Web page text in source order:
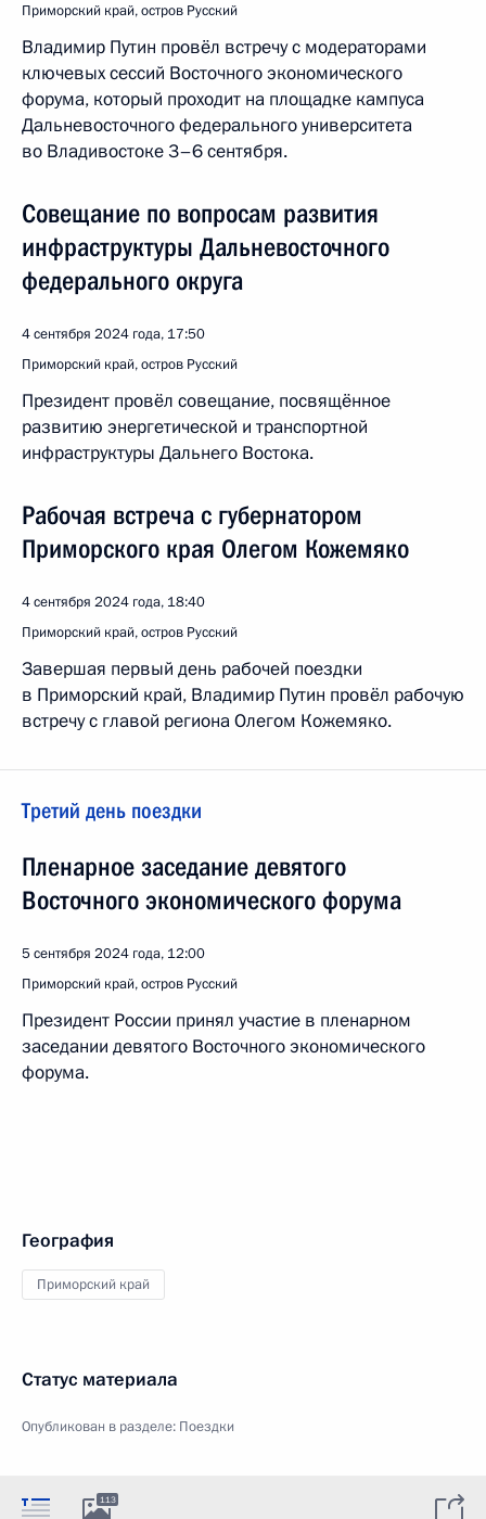
Приморский край, остров Русский
Владимир Путин провёл встречу с модераторами
ключевых сессий Восточного экономического
форума, который проходит на площадке кампуса
Дальневосточного федерального университета
во Владивостоке 3–6 сентября.
Совещание по вопросам развития
инфраструктуры Дальневосточного
федерального округа
4 сентября 2024 года, 17:50
Приморский край, остров Русский
Президент провёл совещание, посвящённое
развитию энергетической и транспортной
инфраструктуры Дальнего Востока.
Рабочая встреча с губернатором
Приморского края Олегом Кожемяко
4 сентября 2024 года, 18:40
Приморский край, остров Русский
Завершая первый день рабочей поездки
в Приморский край, Владимир Путин провёл рабочую
встречу с главой региона Олегом Кожемяко.
Третий день поездки
Пленарное заседание девятого
Восточного экономического форума
5 сентября 2024 года, 12:00
Приморский край, остров Русский
Президент России принял участие в пленарном
заседании девятого Восточного экономического
форума.
География
Приморский край
Статус материала
Опубликован в разделе: Поездки
113